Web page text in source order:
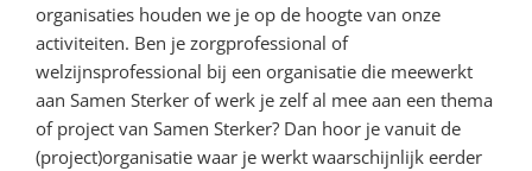
organisaties houden we je op de hoogte van onze
activiteiten. Ben je zorgprofessional of
welzijnsprofessional bij een organisatie die meewerkt
aan Samen Sterker of werk je zelf al mee aan een thema
of project van Samen Sterker? Dan hoor je vanuit de
(project)organisatie waar je werkt waarschijnlijk eerder